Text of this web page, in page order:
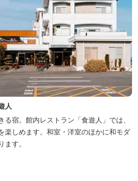
人
宿。館内レストラン「食遊人」では、
楽しめます。和室・洋室のほかに和モダ
す。